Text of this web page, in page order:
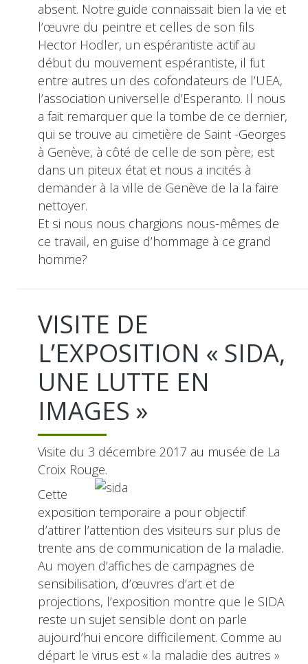
absent. Notre guide connaissait bien la vie et
l’œuvre du peintre et celles de son fils
Hector Hodler, un espérantiste actif au
début du mouvement espérantiste, il fut
entre autres un des cofondateurs de l’UEA,
l’association universelle d’Esperanto. Il nous
a fait remarquer que la tombe de ce dernier,
qui se trouve au cimetière de Saint -Georges
à Genève, à côté de celle de son père, est
dans un piteux état et nous a incités à
demander à la ville de Genève de la la faire
nettoyer.
Et si nous nous chargions nous-mêmes de
ce travail, en guise d’hommage à ce grand
homme?
VISITE DE
L’EXPOSITION « SIDA,
UNE LUTTE EN
IMAGES »
Visite du 3 décembre 2017 au musée de La
Croix Rouge.
Cette
exposition temporaire a pour objectif
d’attirer l’attention des visiteurs sur plus de
trente ans de communication de la maladie.
Au moyen d’affiches de campagnes de
sensibilisation, d’œuvres d’art et de
projections, l’exposition montre que le SIDA
reste un sujet sensible dont on parle
aujourd’hui encore difficilement. Comme au
départ le virus est « la maladie des autres »